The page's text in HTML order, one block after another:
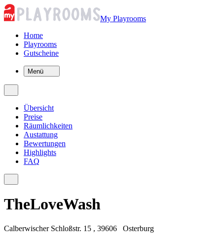
My Playrooms
Home
Playrooms
Gutscheine
Menü
Übersicht
Preise
Räumlichkeiten
Austattung
Bewertungen
Highlights
FAQ
TheLoveWash
Calberwischer Schloßstr. 15 , 39606 Osterburg